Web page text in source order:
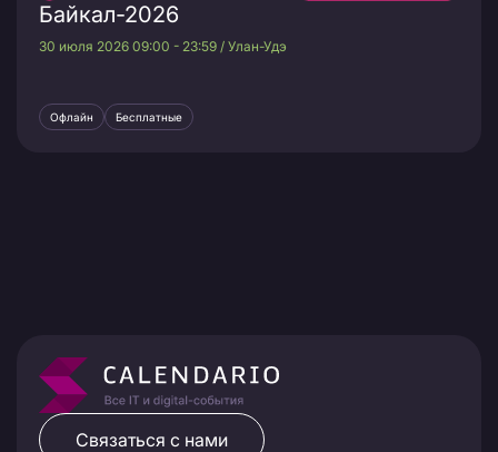
Байкал-2026
30 июля 2026 09:00 - 23:59 / Улан-Удэ
Офлайн Бесплатные
Связаться с нами